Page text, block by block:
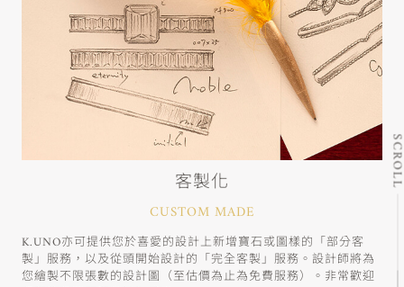
客製化
CUSTOM MADE
K.UNO亦可提供您於喜愛的設計上新增寶石或圖樣的「部分客
製」服務，以及從頭開始設計的「完全客製」服務。設計師將為
您繪製不限張數的設計圖（至估價為止為免費服務）。非常歡迎